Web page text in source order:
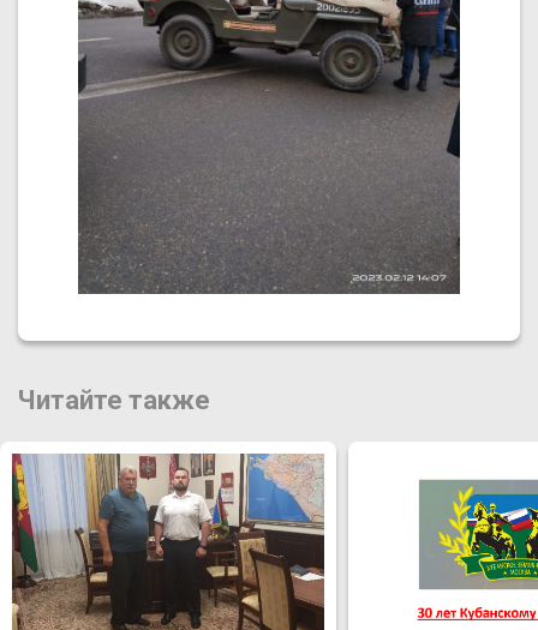
Читайте также